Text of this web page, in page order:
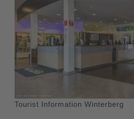
Tourist Information Winterberg